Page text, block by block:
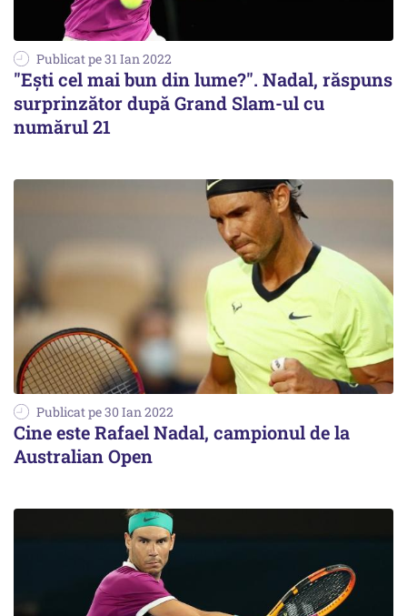
Publicat pe 31 Ian 2022
"Eşti cel mai bun din lume?". Nadal, răspuns
surprinzător după Grand Slam-ul cu
numărul 21
Publicat pe 30 Ian 2022
Cine este Rafael Nadal, campionul de la
Australian Open